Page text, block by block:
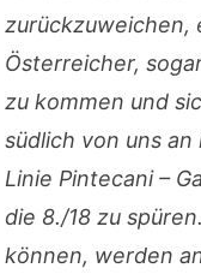
zurückzuweichen,
Österreicher,
zu kommen und
südlich von uns
Linie Pintecani –
die 8./18 zu
können, werden